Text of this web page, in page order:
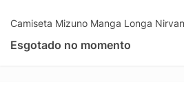
Camiseta Mizuno Manga Longa
Esgotado no momento